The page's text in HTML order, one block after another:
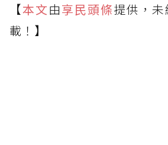
【本文由享民頭條提供，
載！】